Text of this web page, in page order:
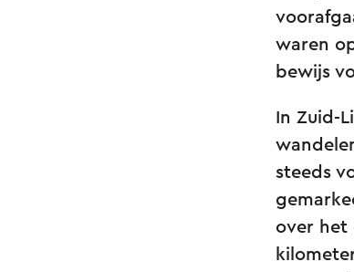
waren
bewijs
In Zuid-
steeds
over het